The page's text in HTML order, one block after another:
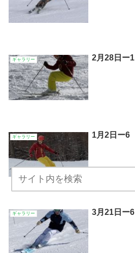
ギャラリー 2月28日ー1
ギャラリー 1月2日ー6
ギャラリー 3月21日ー6